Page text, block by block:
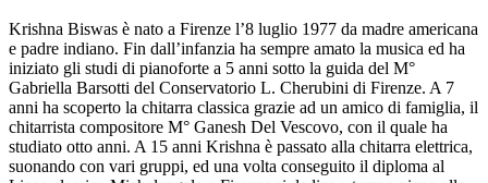
Krishna Biswas è nato a Firenze l’8 luglio 1977 da madre americana
e padre indiano. Fin dall’infanzia ha sempre amato la musica ed ha
iniziato gli studi di pianoforte a 5 anni sotto la guida del M°
Gabriella Barsotti del Conservatorio L. Cherubini di Firenze. A 7
anni ha scoperto la chitarra classica grazie ad un amico di famiglia, il
chitarrista compositore M° Ganesh Del Vescovo, con il quale ha
studiato otto anni. A 15 anni Krishna è passato alla chitarra elettrica,
suonando con vari gruppi, ed una volta conseguito il diploma al